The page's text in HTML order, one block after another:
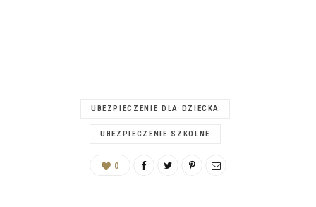
UBEZPIECZENIE DLA DZIECKA
UBEZPIECZENIE SZKOLNE
0